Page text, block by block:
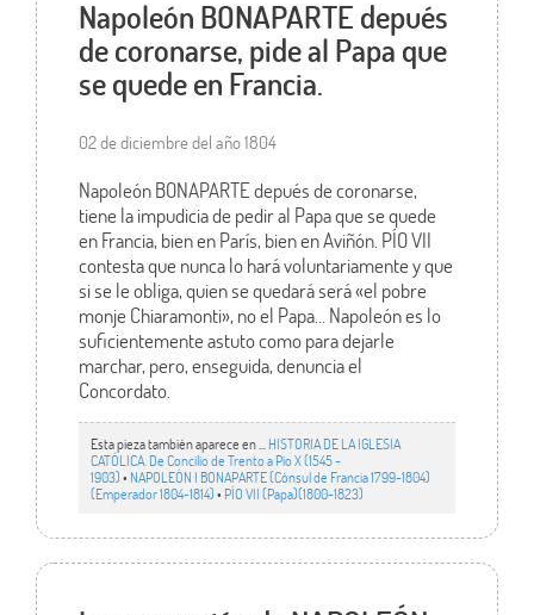
Napoleón BONAPARTE depués
de coronarse, pide al Papa que
se quede en Francia.
02 de diciembre del año 1804
Napoleón BONAPARTE depués de coronarse,
tiene la impudicia de pedir al Papa que se quede
en Francia, bien en París, bien en Aviñón. PÍO VII
contesta que nunca lo hará voluntariamente y que
si se le obliga, quien se quedará será «el pobre
monje Chiaramonti», no el Papa… Napoleón es lo
suficientemente astuto como para dejarle
marchar, pero, enseguida, denuncia el
Concordato.
Esta pieza también aparece en ... HISTORIA DE LA IGLESIA
CATÓLICA. De Concilio de Trento a Pío X (1545 -
1903)• NAPOLEÓN I BONAPARTE (Cónsul de Francia 1799-1804)
(Emperador 1804-1814)• PÍO VII (Papa)(1800-1823)